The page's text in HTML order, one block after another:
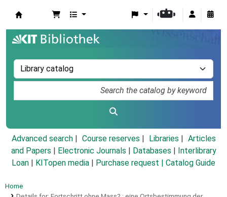
Advanced search Course reserves Libraries
Articles
and Papers
Electronic Journals Databases
Interlibrary
Loan
KITopen media Purchase request | Catalog Guide
Home